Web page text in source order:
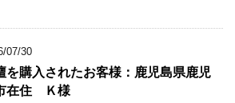
07/30
を購入されたお客様：鹿児島県鹿児
在住 Ｋ様